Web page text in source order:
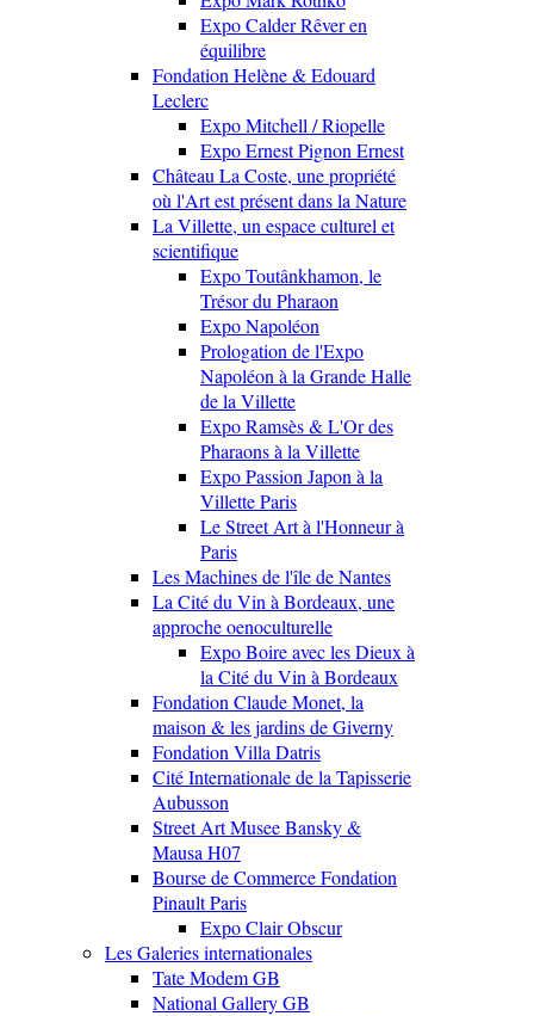
Expo Calder Rêver en
équilibre
Fondation Helène & Edouard
Leclerc
Expo Mitchell / Riopelle
Expo Ernest Pignon Ernest
Château La Coste, une propriété
où l'Art est présent dans la Nature
La Villette, un espace culturel et
scientifique
Expo Toutânkhamon, le
Trésor du Pharaon
Expo Napoléon
Prologation de l'Expo
Napoléon à la Grande Halle
de la Villette
Expo Ramsès & L'Or des
Pharaons à la Villette
Expo Passion Japon à la
Villette Paris
Le Street Art à l'Honneur à
Paris
Les Machines de l'île de Nantes
La Cité du Vin à Bordeaux, une
approche oenoculturelle
Expo Boire avec les Dieux à
la Cité du Vin à Bordeaux
Fondation Claude Monet, la
maison & les jardins de Giverny
Fondation Villa Datris
Cité Internationale de la Tapisserie
Aubusson
Street Art Musee Bansky &
Mausa H07
Bourse de Commerce Fondation
Pinault Paris
Expo Clair Obscur
Les Galeries internationales
Tate Modem GB
National Gallery GB